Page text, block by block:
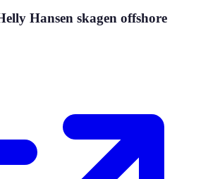
Hansen skagen offshore